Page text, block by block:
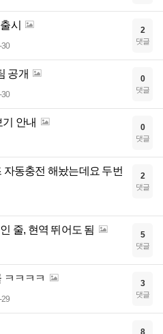
시
30
2
댓글
공개
30
0
댓글
안내 0
댓글
동충전 해놨는데요 두번
2
댓글
줄, 현역 뛰어도 됨 5
댓글
ㅋㅋㅋㅋ 3
댓글
8